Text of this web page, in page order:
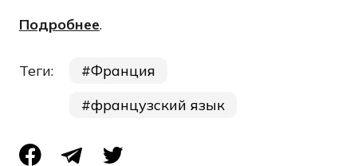
Подробнее.
Теги:
Франция
французский язык